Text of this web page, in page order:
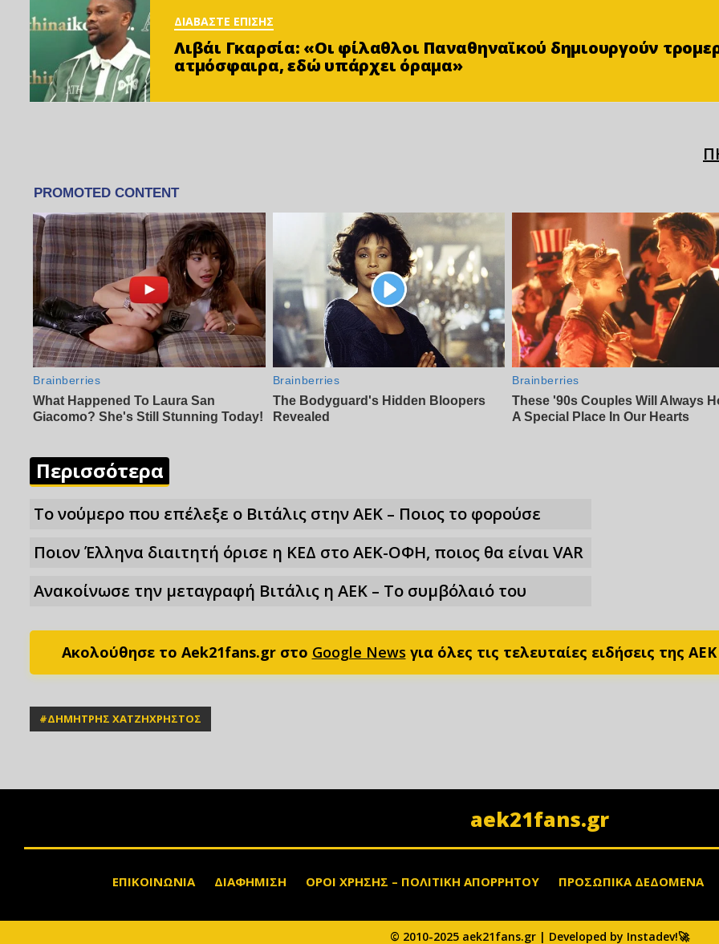
ΔΙΑΒΑΣΤΕ ΕΠΙΣΗΣ
Λιβάι Γκαρσία: «Οι φίλαθλοι Παναθηναϊκού δημιουργούν
ατμόσφαιρα, εδώ υπάρχει όραμα»
Περισσότερα
Το νούμερο που επέλεξε ο Βιτάλις στην ΑΕΚ – Ποιος το φορούσε
Ποιον Έλληνα διαιτητή όρισε η ΚΕΔ στο ΑΕΚ-ΟΦΗ, ποιος θα είναι VAR
Ανακοίνωσε την μεταγραφή Βιτάλις η ΑΕΚ – Το συμβόλαιό του
Ακολούθησε το Aek21fans.gr στο Google News για όλες τις τελευταίες ειδήσεις της ΑΕΚ
#ΔΗΜΗΤΡΗΣ ΧΑΤΖΗΧΡΗΣΤΟΣ
aek21fans.gr
ΕΠΙΚΟΙΝΩΝΙΑ ΔΙΑΦΗΜΙΣΗ ΟΡΟΙ ΧΡΗΣΗΣ – ΠΟΛΙΤΙΚΗ ΑΠΟΡΡΗΤΟΥ ΠΡΟΣΩΠΙΚΑ ΔΕΔΟΜΕΝΑ
© 2010-2025 aek21fans.gr | Developed by Instadev!🚀